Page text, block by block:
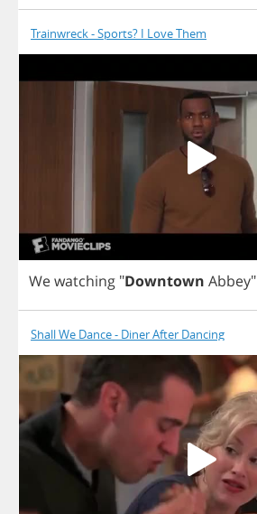
Trainwreck - Sports? I Love Them
Wewatching "Downtown Abbey"
Shall We Dance - Diner After Dancing